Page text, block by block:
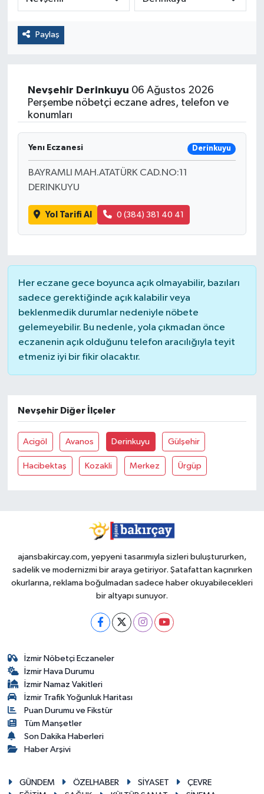
Paylaş
Nevşehir Derinkuyu 06 Ağustos 2026
Perşembe nöbetçi eczane adres, telefon ve
konumları
Yenı Eczanesi Derinkuyu
BAYRAMLI MAH.ATATÜRK CAD.NO:11
DERINKUYU
Yol Tarifi Al 0 (384) 381 40 41
Her eczane gece boyunca açık olmayabilir, bazıları
sadece gerektiğinde açık kalabilir veya
beklenmedik durumlar nedeniyle nöbete
gelemeyebilir. Bu nedenle, yola çıkmadan önce
eczanenin açık olduğunu telefon aracılığıyla teyit
etmeniz iyi bir fikir olacaktır.
Nevşehir Diğer İlçeler
Acigöl Avanos Derinkuyu Gülşehir
Hacibektaş Kozakli Merkez Ürgüp
ajansbakircay.com, yepyeni tasarımıyla sizleri buluştururken,
sadelik ve modernizmi bir araya getiriyor. Şatafattan kaçınırken
okurlarına, reklama boğulmadan sadece haber okuyabilecekleri
bir altyapı sunuyor.
İzmir Nöbetçi Eczaneler
İzmir Hava Durumu
İzmir Namaz Vakitleri
İzmir Trafik Yoğunluk Haritası
Puan Durumu ve Fikstür
Tüm Manşetler
Son Dakika Haberleri
Haber Arşivi
GÜNDEM ÖZELHABER SİYASET
ÇEVRE